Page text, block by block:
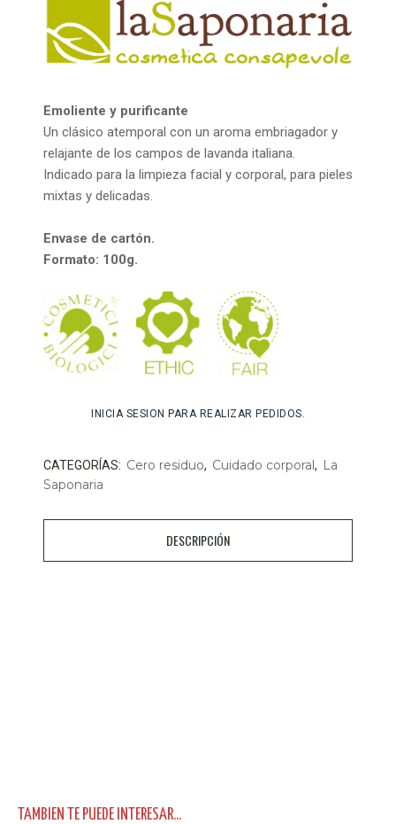
Emoliente y purificante
Un clásico atemporal con un aroma embriagador y
relajante de los campos de lavanda italiana.
Indicado para la limpieza facial y corporal, para pieles
mixtas y delicadas.
Envase de cartón.
Formato: 100g.
INICIA SESION PARA REALIZAR PEDIDOS.
CATEGORÍAS: Cero residuo, Cuidado corporal, La
Saponaria
DESCRIPCIÓN
TAMBIEN TE PUEDE INTERESAR...